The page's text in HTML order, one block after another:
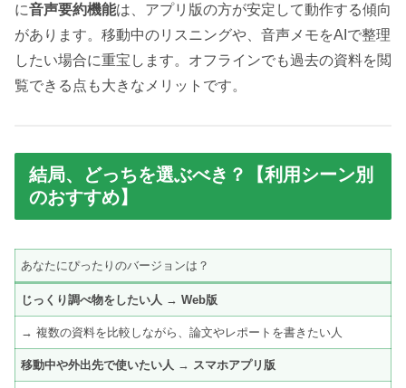
に音声要約機能は、アプリ版の方が安定して動作する傾向
があります。移動中のリスニングや、音声メモをAIで整理
したい場合に重宝します。オフラインでも過去の資料を閲
覧できる点も大きなメリットです。
結局、どっちを選ぶべき？【利用シーン別
のおすすめ】
あなたにぴったりのバージョンは？
じっくり調べ物をしたい人 →Web版
→ 複数の資料を比較しながら、論文やレポートを書きたい人
移動中や外出先で使いたい人 → スマホアプリ版